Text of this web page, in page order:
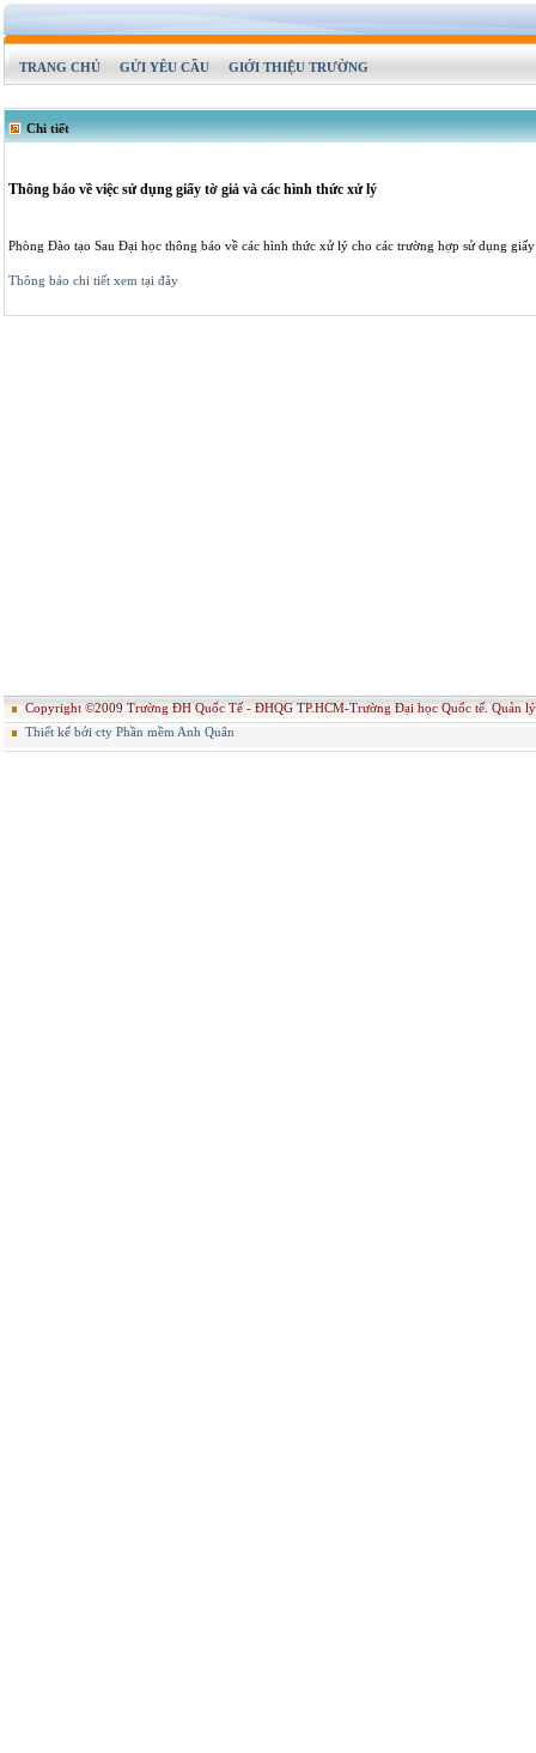
TRANG CHỦ GỬI YÊU CẦU GIỚI THIỆU TRƯỜNG
Chi tiết
Thông báo về việc sử dụng giấy tờ giả và các hình thức xử lý
Phòng Đào tạo Sau Đại học thông báo về các hình thức xử lý cho các trường hợp sử dụng
Thông báo chi tiết xem tại đây
Copyright ©2009 Trường ĐH Quốc Tế - ĐHQG TP.HCM-Trường Đại học Quốc tế. Quản
Thiết kế bởi cty Phần mềm Anh Quân